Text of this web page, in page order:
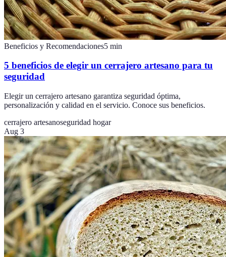
Beneficios y Recomendaciones5 min
5 beneficios de elegir un cerrajero artesano para tu
seguridad
Elegir un cerrajero artesano garantiza seguridad óptima,
personalización y calidad en el servicio. Conoce sus beneficios.
cerrajero artesanoseguridad hogar
Aug 3